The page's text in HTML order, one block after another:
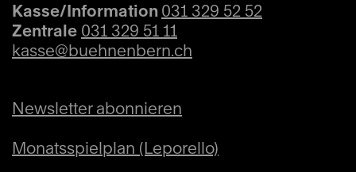
Kasse/Information 031 329 52 52
Zentrale 031 329 51 11
kasse@buehnenbern.ch
Newsletter abonnieren
Monatsspielplan (Leporello)